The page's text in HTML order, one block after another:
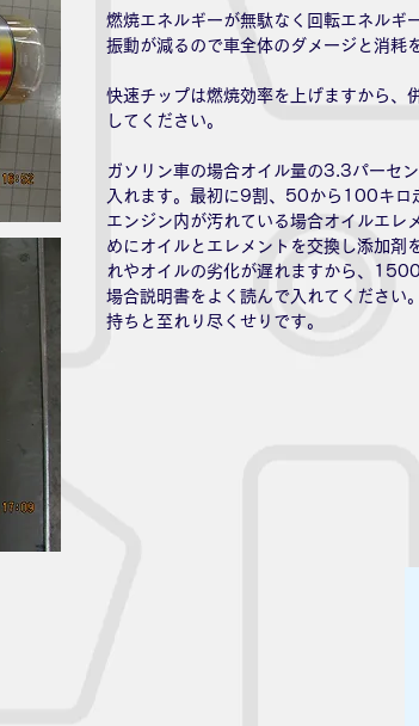
燃焼エネルギーが無駄なく回転エネルギ
振動が減るので車全体のダメージと消耗
快速チップは燃焼効率を上げますから、
してください。
ガソリン車の場合オイル量の3.3パーセ
入れます。最初に9割、50から100キロ
エンジン内が汚れている場合オイルエレ
めにオイルとエレメントを交換し添加剤
れやオイルの劣化が遅れますから、
場合説明書をよく読んで入れてください
持ちと至れり尽くせりです。